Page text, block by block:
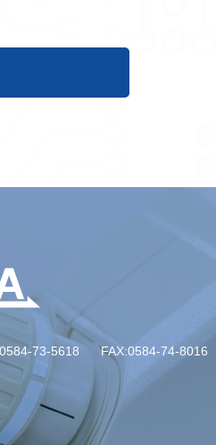
73-5618 FAX:0584-74-8016